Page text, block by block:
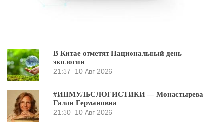
В Китае отметят Национальный день
экологии
21:37
10 Авг 2026
#ИПМУЛЬСЛОГИСТИКИ — Монастырева
Галли Германовна
21:30 10 Авг 2026